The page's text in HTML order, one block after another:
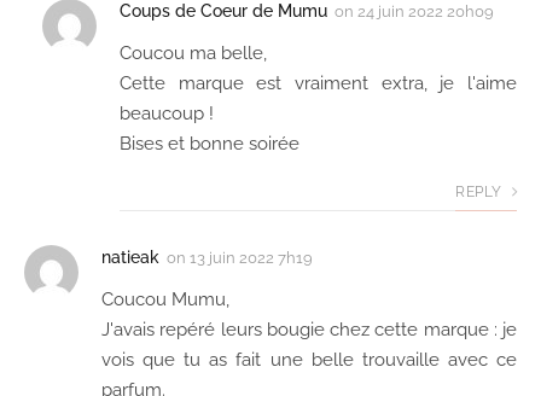
Coups de Coeur de Mumu on 24 juin 2022 20h09
Coucou ma belle,
Cette marque est vraiment extra, je l'aime
beaucoup !
Bises et bonne soirée
REPLY
natieak on 13 juin 2022 7h19
Coucou Mumu,
J'avais repéré leurs bougie chez cette marque : je
vois que tu as fait une belle trouvaille avec ce
parfum.